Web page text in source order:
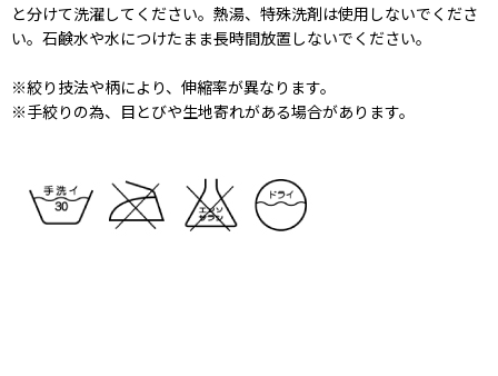
と分けて洗濯してください。熱湯、特殊洗剤は使用しないでくださ
い。石鹸水や水につけたまま長時間放置しないでください。
※絞り技法や柄により、伸縮率が異なります。
※手絞りの為、目とびや生地寄れがある場合があります。